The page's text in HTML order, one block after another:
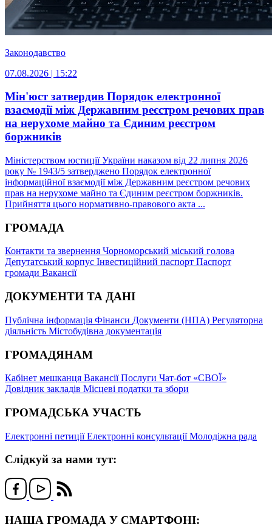
Законодавство
07.08.2026 | 15:22
Мін'юст затвердив Порядок електронної
взаємодії між Державним реєстром речових прав
на нерухоме майно та Єдиним реєстром
боржників
Міністерством юстиції України наказом від 22 липня 2026
року № 1943/5 затверджено Порядок електронної
інформаційної взаємодії між Державним реєстром речових
прав на нерухоме майно та Єдиним реєстром боржників.
Прийняття цього нормативно-правового акта ...
ГРОМАДА
Контакти та звернення Чорноморський міський голова
Депутатський корпус Інвестиційний паспорт Паспорт
громади Вакансії
ДОКУМЕНТИ ТА ДАНІ
Публічна інформація Фінанси Документи (НПА) Регуляторна
діяльність Містобудівна документація
ГРОМАДЯНАМ
Кабінет мешканця ВакансіїПослуги Чат-бот «СВОЇ»
Довідник закладів Місцеві податки та збори
ГРОМАДСЬКА УЧАСТЬ
Електронні петиціїЕлектронні консультаціїМолодіжна рада
Слідкуй за нами тут:
НАША ГРОМАДА У СМАРТФОНІ: